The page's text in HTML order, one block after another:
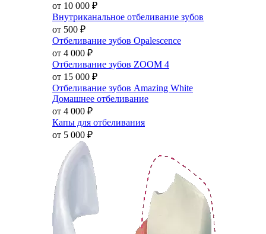
от 10 000 ₽
Внутриканальное отбеливание зубов
от 500 ₽
Отбеливание зубов Opalescence
от 4 000 ₽
Отбеливание зубов ZOOM 4
от 15 000 ₽
Отбеливание зубов Amazing White
Домашнее отбеливание
от 4 000 ₽
Капы для отбеливания
от 5 000 ₽